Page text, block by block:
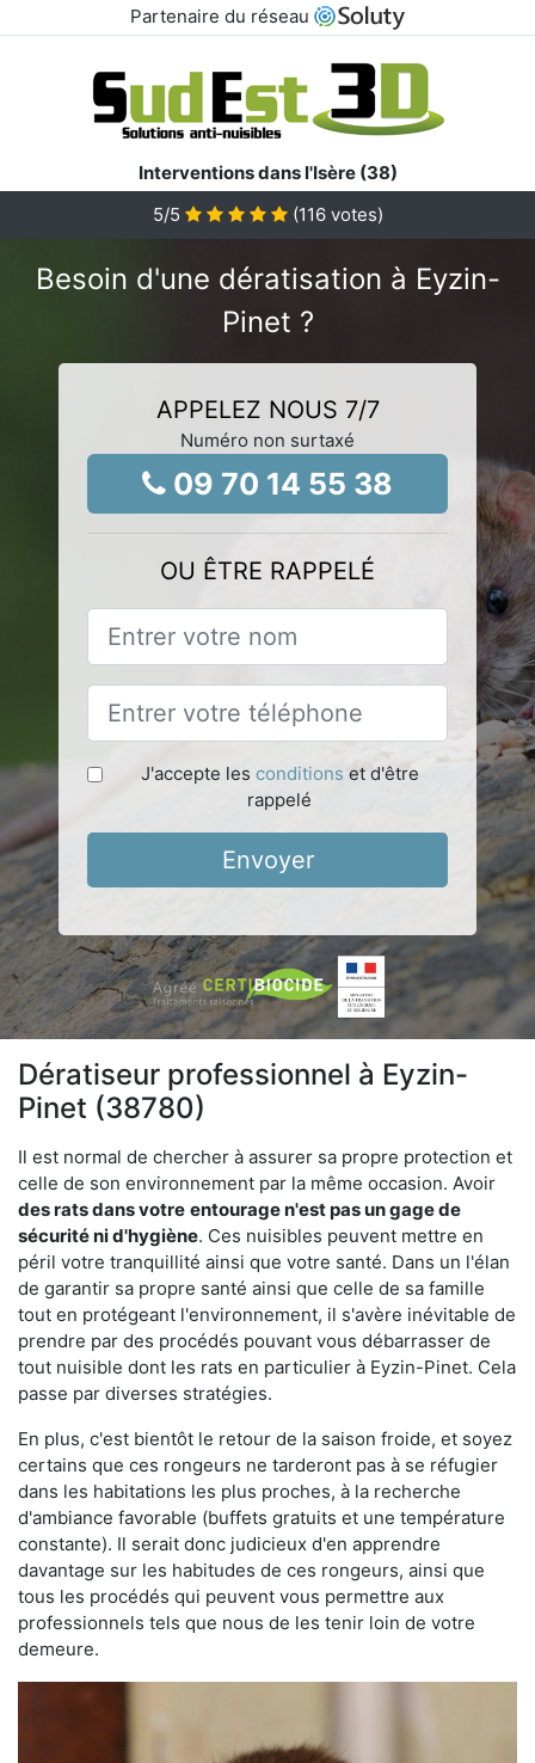
Partenaire du réseau
Interventions dans l'Isère (38)
5/5 (116votes)
Besoin d'une dératisation à Eyzin-
Pinet ?
APPELEZ NOUS 7/7
Numéro non surtaxé
09 70 14 55 38
OU ÊTRE RAPPELÉ
J'accepte les conditions et d'être
rappelé
Envoyer
Dératiseur professionnel à Eyzin-
Pinet (38780)
Il est normal de chercher à assurer sa propre protection et
celle de son environnement par la même occasion. Avoir
des rats dans votre entourage n'est pas un gage de
sécurité ni d'hygiène. Ces nuisibles peuvent mettre en
péril votre tranquillité ainsi que votre santé. Dans un l'élan
de garantir sa propre santé ainsi que celle de sa famille
tout en protégeant l'environnement, il s'avère inévitable de
prendre par des procédés pouvant vous débarrasser de
tout nuisible dont les rats en particulier à Eyzin-Pinet. Cela
passe par diverses stratégies.
En plus, c'est bientôt le retour de la saison froide, et soyez
certains que ces rongeurs ne tarderont pas à se réfugier
dans les habitations les plus proches, à la recherche
d'ambiance favorable (buffets gratuits et une température
constante). Il serait donc judicieux d'en apprendre
davantage sur les habitudes de ces rongeurs, ainsi que
tous les procédés qui peuvent vous permettre aux
professionnels tels que nous de les tenir loin de votre
demeure.